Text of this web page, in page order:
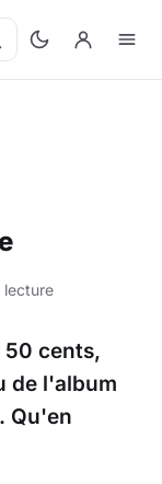
lecture
50 cents,
de l'album
Qu'en